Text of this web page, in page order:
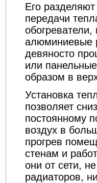
Его
передачи
алюминиевые
девяносто
или
образом в
Установка
позволяет
постоянному
воздух в
прогрев
стенам и
они от сети,
радиаторов,